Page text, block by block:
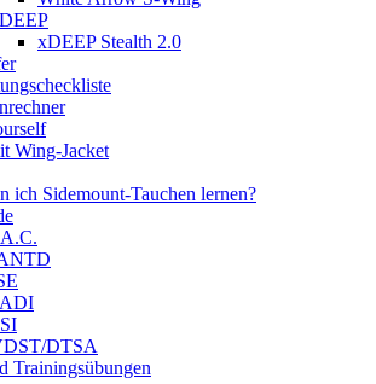
xDEEP Stealth 2.0
Wing-Jacket
ich Sidemount-Tauchen lernen?
DTSA
Trainingsübungen